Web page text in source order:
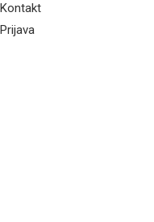
Kontakt
Prijava